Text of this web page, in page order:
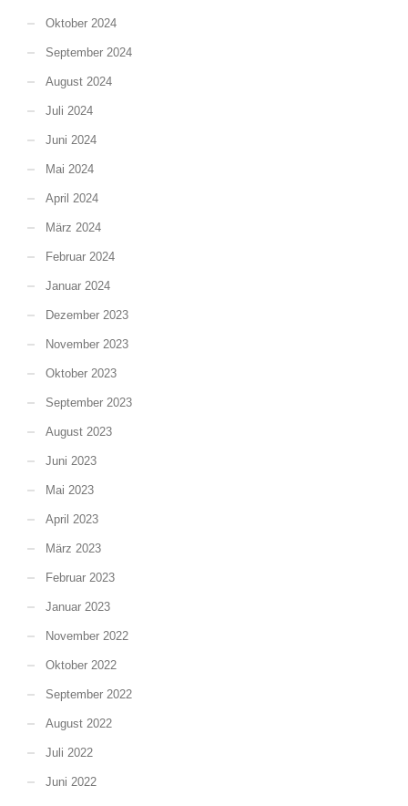
Oktober 2024
September 2024
August 2024
Juli 2024
Juni 2024
Mai 2024
April 2024
März 2024
Februar 2024
Januar 2024
Dezember 2023
November 2023
Oktober 2023
September 2023
August 2023
Juni 2023
Mai 2023
April 2023
März 2023
Februar 2023
Januar 2023
November 2022
Oktober 2022
September 2022
August 2022
Juli 2022
Juni 2022